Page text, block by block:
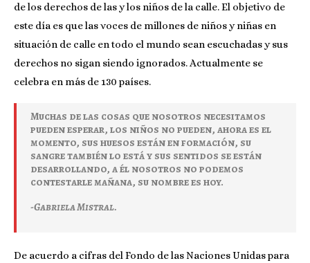
de los derechos de las y los niños de la calle. El objetivo de
este día es que las voces de millones de niños y niñas en
situación de calle en todo el mundo sean escuchadas y sus
derechos no sigan siendo ignorados. Actualmente se
celebra en más de 130 países.
Muchas de las cosas que nosotros necesitamos
pueden esperar, los niños no pueden, ahora es el
momento, sus huesos están en formación, su
sangre también lo está y sus sentidos se están
desarrollando, a él nosotros no podemos
contestarle mañana, su nombre es hoy.
-Gabriela Mistral.
De acuerdo a cifras del Fondo de las Naciones Unidas para